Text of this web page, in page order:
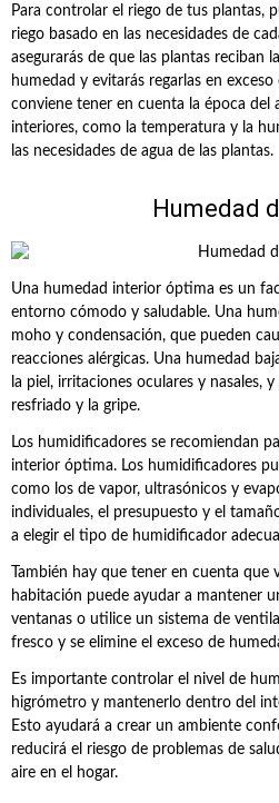
Para controlar el riego de tus plantas,
riego basado en las necesidades de
asegurarás de que las plantas reciban
humedad y evitarás regarlas en
conviene tener en cuenta la época del
interiores, como la temperatura y la
las necesidades de agua de las plantas.
Humedad
Una humedad interior óptima es un
entorno cómodo y saludable. Una
moho y condensación, que pueden
reacciones alérgicas. Una humedad
la piel, irritaciones oculares y nasales,
resfriado y la gripe.
Los humidificadores se recomiendan
interior óptima. Los humidificadores
como los de vapor, ultrasónicos y
individuales, el presupuesto y el
a elegir el tipo de humidificador
También hay que tener en cuenta que
habitación puede ayudar a mantener
ventanas o utilice un sistema de
fresco y se elimine el exceso de
Es importante controlar el nivel de
higrómetro y mantenerlo dentro del
Esto ayudará a crear un ambiente
reducirá el riesgo de problemas de
aire en el hogar.